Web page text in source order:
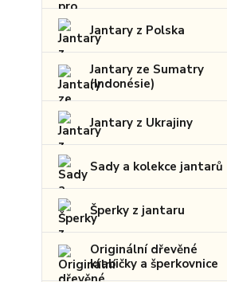
Jantary z Polska
Jantary ze Sumatry
(Indonésie)
Jantary z Ukrajiny
Sady a kolekce jantarů
Šperky z jantaru
Originální dřevěné
krabičky a šperkovnice